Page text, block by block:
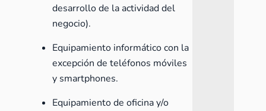
desarrollo de la actividad del
negocio).
Equipamiento informático con la
excepción de teléfonos móviles
y smartphones.
Equipamiento de oficina y/o